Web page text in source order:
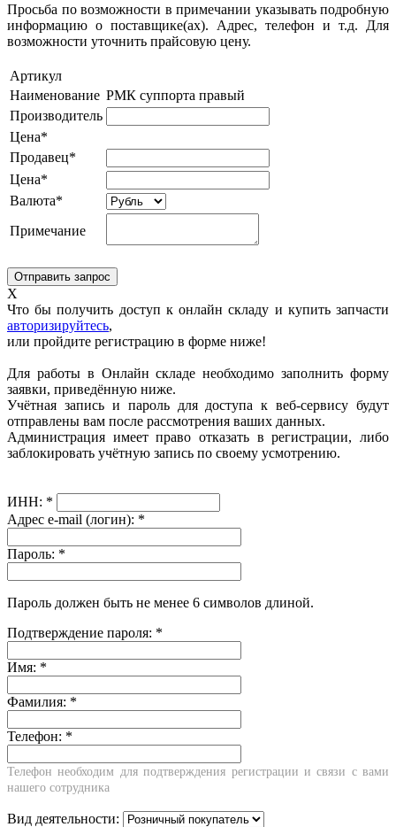
Просьба по возможности в примечании указывать подробную
информацию о поставщике(ах). Адрес, телефон и т.д. Для
возможности уточнить прайсовую цену.
Артикул
Наименование РМК суппорта правый
Производитель
Цена*
Продавец*
Цена*
Валюта*
Примечание
X
Что бы получить доступ к онлайн складу и купить запчасти
авторизируйтесь,
или пройдите регистрацию в форме ниже!
Для работы в Онлайн складе необходимо заполнить форму
заявки, приведённую ниже.
Учётная запись и пароль для доступа к веб-сервису будут
отправлены вам после рассмотрения ваших данных.
Администрация имеет право отказать в регистрации, либо
заблокировать учётную запись по своему усмотрению.
ИНН: *
Адрес e-mail (логин): *
Пароль: *
Пароль должен быть не менее 6 символов длиной.
Подтверждение пароля: *
Имя: *
Фамилия: *
Телефон: *
Телефон необходим для подтверждения регистрации и связи с вами
нашего сотрудника
Вид деятельности: